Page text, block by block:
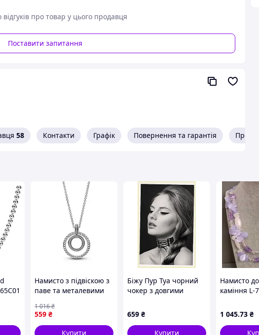
про товар у цього продавця
Поставити запитання
58 Контакти Графік Повернення та гарантія Про
Намисто з підвіскою з
паве та металевими
392308C01 46 см
(2556783907) D13-2026
559 ₴
1 016₴
Купити
Біжу Пур Туа чорний
чокер з довгими
9568HP84P
659 ₴
Купити
Намисто
каміння L-
1 045.73 ₴